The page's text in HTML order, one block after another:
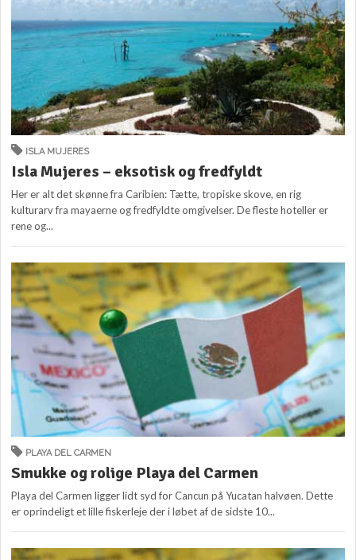
ISLA MUJERES
Isla Mujeres – eksotisk og fredfyldt
Her er alt det skønne fra Caribien: Tætte, tropiske skove, en rig
kulturarv fra mayaerne og fredfyldte omgivelser. De fleste hoteller er
rene og...
PLAYA DEL CARMEN
Smukke og rolige Playa del Carmen
Playa del Carmen ligger lidt syd for Cancun på Yucatan halvøen. Dette
er oprindeligt et lille fiskerleje der i løbet af de sidste 10...